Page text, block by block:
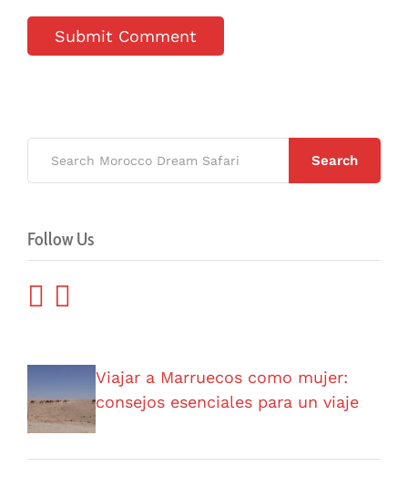
Search
Follow Us
Viajar a Marruecos como mujer:
consejos esenciales para un viaje